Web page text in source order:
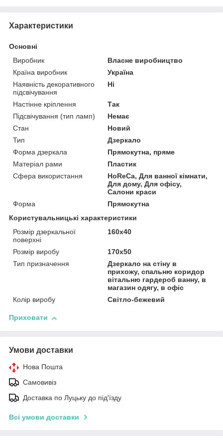
Характеристики
Основні
Виробник
Власне виробництво
Країна виробник
Україна
Наявність декоративного
підсвічування
Ні
Настінне кріплення
Так
Підсвічування (тип ламп)
Немає
Стан
Новий
Тип
Дзеркало
Форма дзеркала
Прямокутна, пряме
Матеріал рами
Пластик
Сфера використання
HoReCa, Для ванної кімнати,
Для дому, Для офісу,
Салони краси
Форма
Прямокутна
Користувальницькі характеристики
Розмір дзеркальної
поверхні
160х40
Розмір виробу
170х50
Тип призначення
Дзеркало на стіну в
прихожу, спальню коридор
вітальню гардероб ванну, в
магазин одягу, в офіс
Колір виробу
Світло-бежевий
Приховати
Умови доставки
Нова Пошта
Самовивіз
Доставка по Луцьку до під'їзду
Всі умови доставки